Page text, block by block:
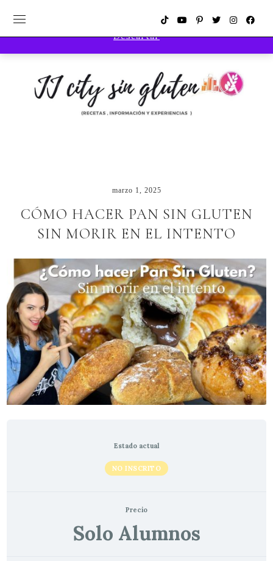
marzo 1, 2025
CÓMO HACER PAN SIN GLUTEN
SIN MORIR EN EL INTENTO
Estado actual
NO INSCRITO
Precio
Solo Alumnos
Compra los productos más utilizados en las recetas
Descartar